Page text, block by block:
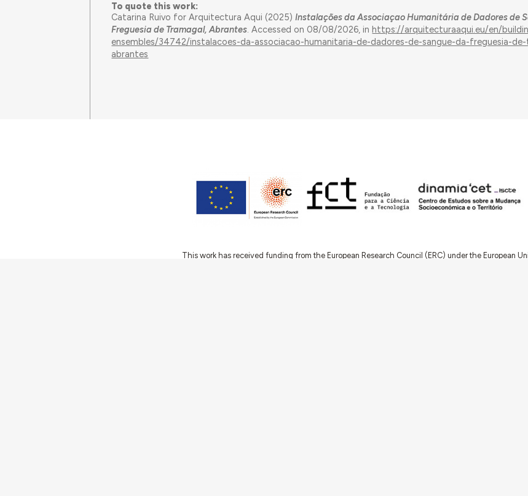
To quote this work:
Catarina Ruivo for Arquitectura Aqui (2025)Instalações da Associaçao Humanitária de Dadores de
Freguesia de Tramagal, Abrantes. Accessed on 08/08/2026, inhttps://arquitecturaaqui.eu/en/
ensembles/34742/instalacoes-da-associacao-humanitaria-de-dadores-de-sangue-da-freguesia-
abrantes
This work has received funding from the European Research Council (ERC) under the European